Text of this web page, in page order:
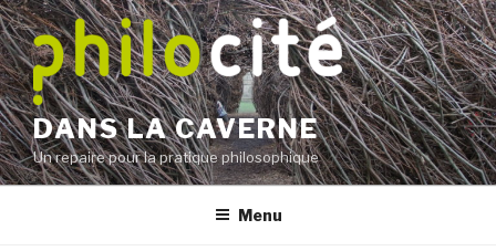
Aller
au
contenu
principal
DANS LA CAVERNE
Un repaire pour la pratique philosophique
Menu